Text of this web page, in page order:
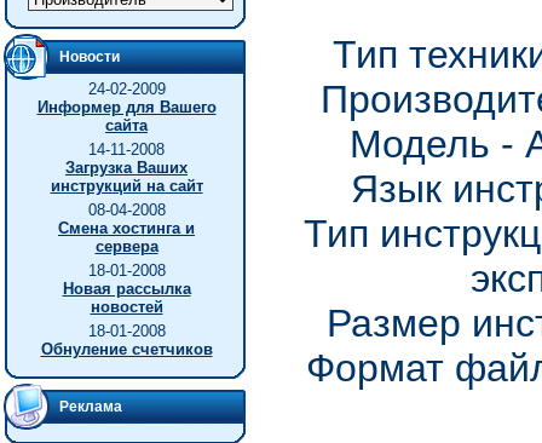
Новости
24-02-2009
Информер для Вашего
сайта
14-11-2008
Загрузка Ваших
инструкций на сайт
08-04-2008
Смена хостинга и
сервера
18-01-2008
Новая рассылка
новостей
18-01-2008
Обнуление счетчиков
Реклама
Тип
Модель -
Язык
Тип
Размер
Формат